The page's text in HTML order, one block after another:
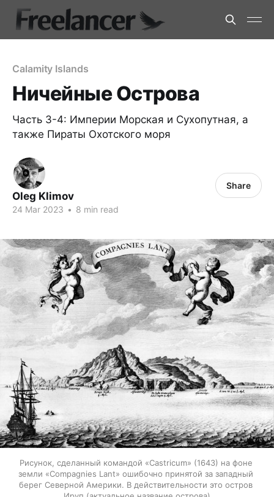
Calamity Islands
Ничейные Острова
Часть 3-4: Империи Морская ⁠и Сухопутная, а
также Пираты Охотского моря
Oleg Klimov
24 Mar 2023 • 8 min read
Share
Рисунок, сделанный командой «Castricum» (1643) на фоне
земли «Compagnies Lant» ошибочно принятой за западный
берег Северной Америки. В действительности это остров